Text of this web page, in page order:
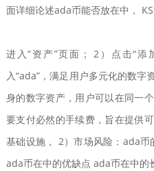
面详细论述ada币能否放在中，
进入“资产”页面； 2）点击“
入“ada”，满足用户多元化的数字
身的数字资产，用户可以在同一
要支付必然的手续费，旨在提供
基础设施， 2）市场风险：ada币
ada币在中的优缺点 ada币在中的